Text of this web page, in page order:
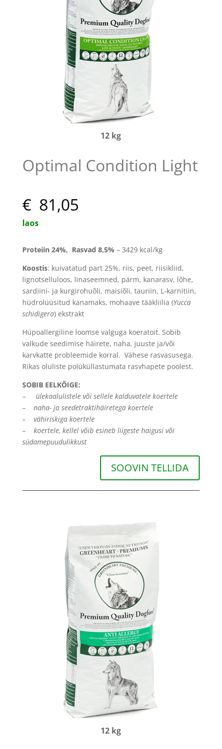
12 kg
Optimal Condition Light
€ 81,05
laos
Proteiin 24%, Rasvad 8,5% – 3429 kcal/kg
Koostis: kuivatatud part 25%, riis, peet, riisikliid,
lignotselluloos, linaseemned, pärm, kanarasv, lõhe,
sardiini- ja kurgirohuõli, maisiõli, tauriin, L-karnitiin,
hüdrolüüsitud kanamaks, mohaave tääkliilia (Yucca
schidigera) ekstrakt
Hüpoallergiline loomse valguga koeratoit. Sobib
valkude seedimise häirete, naha, juuste ja/või
karvkatte probleemide korral. Vähese rasvasusega.
Rikas oluliste polüküllastumata rasvhapete poolest.
SOBIB EELKÕIGE:
– ülekaalulistele või sellele kalduvatele koertele
– naha- ja seedetraktihäiretega koertele
– vähiriskiga koertele
– koertele, kellel võib esineb liigeste haigusi või
südamepuudulikkust
SOOVIN TELLIDA
12 kg